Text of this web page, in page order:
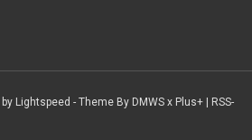
Lightspeed - Theme By DMWS x Plus+ | RSS-